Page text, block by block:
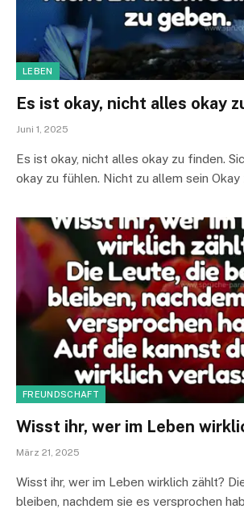
LEBEN
Es ist okay, nicht alles okay
Juni 1, 2025
Es ist okay, nicht alles okay zu finden.
okay zu fühlen. Nicht zu allem sein Okay
FREUNDSCHAFT
Wisst ihr, wer im Leben
März 21, 2025
Wisst ihr, wer im Leben wirklich zählt?
bleiben, nachdem sie es versprochen